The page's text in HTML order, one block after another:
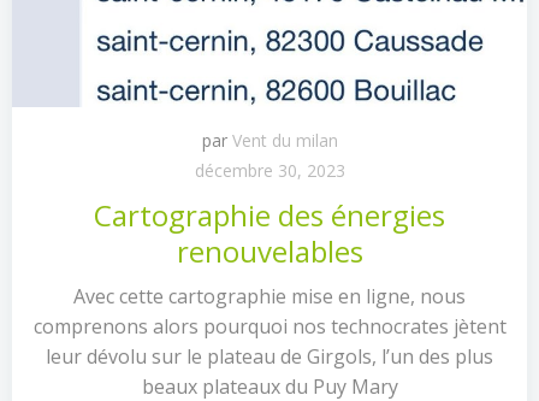
par Vent du milan
décembre 30, 2023
Cartographie des énergies
renouvelables
Avec cette cartographie mise en ligne, nous
comprenons alors pourquoi nos technocrates jètent
leur dévolu sur le plateau de Girgols, l’un des plus
beaux plateaux du Puy Mary